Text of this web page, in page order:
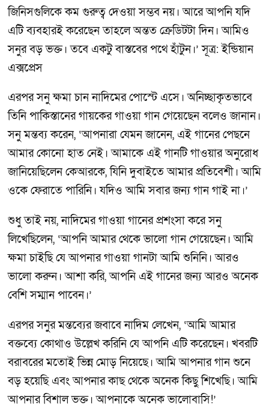
জিনিসগুলিকে কম গুরুত্ব দেওয়া সম্ভব নয়। আরে আপনি যদি
এটি ব্যবহারই করেছেন তাহলে অন্তত ক্রেডিটটা দিন। আমিও
সনুর বড় ভক্ত। তবে একটু বাস্তবের পথে হাঁটুন।’ সূত্র: ইন্ডিয়ান
এক্সপ্রেস
এরপর সনু ক্ষমা চান নাদিমের পোস্টে এসে। অনিচ্ছাকৃতভাবে
তিনি পাকিস্তানের গায়কের গাওয়া গান গেয়েছেন বলেও জানান।
সনু মন্তব্য করেন, ‘আপনারা যেমন জানেন, এই গানের পেছনে
আমার কোনো হাত নেই। আমাকে এই গানটি গাওয়ার অনুরোধ
জানিয়েছিলেন কেআরকে, যিনি দুবাইতে আমার প্রতিবেশী। আমি
ওকে ফেরাতে পারিনি। যদিও আমি সবার জন্য গান গাই না।’
শুধু তাই নয়, নাদিমের গাওয়া গানের প্রশংসা করে সনু
লিখেছিলেন, ‘আপনি আমার থেকে ভালো গান গেয়েছেন। আমি
ক্ষমা চাইছি যে আপনার গাওয়া গানটা আমি শুনিনি। আরও
ভালো করুন। আশা করি, আপনি এই গানের জন্য আরও অনেক
বেশি সম্মান পাবেন।’
এরপর সনুর মন্তব্যের জবাবে নাদিম লেখেন, ‘আমি আমার
বক্তব্যে কোথাও উল্লেখ করিনি যে আপনি এটি করেছেন। খবরটি
বরাবরের মতোই ভিন্ন মোড় নিয়েছে। আমি আপনার গান শুনে
বড় হয়েছি এবং আপনার কাছ থেকে অনেক কিছু শিখেছি। আমি
আপনার বিশাল ভক্ত। আপনাকে অনেক ভালোবাসি!’